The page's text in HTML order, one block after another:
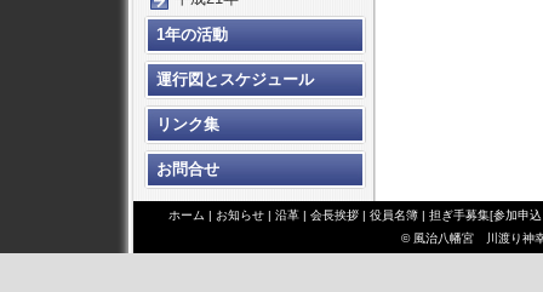
1年の活動
運行図とスケジュール
リンク集
お問合せ
ホーム | お知らせ | 沿革 | 会長挨拶 | 役員名簿 | 担ぎ手募集[参加申
© 風治八幡宮 川渡り神